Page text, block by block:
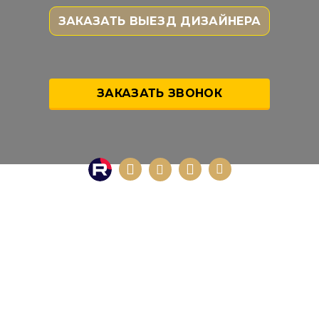
ЗАКАЗАТЬ ВЫЕЗД ДИЗАЙНЕРА
ЗАКАЗАТЬ ЗВОНОК